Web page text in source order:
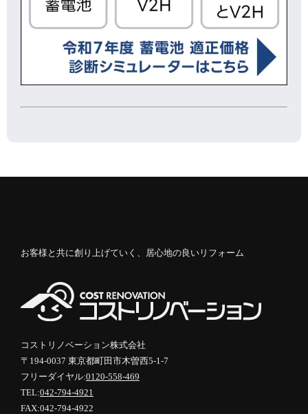
お客様と共に創り上げていく、居心地の良いリフォーム
コストリノベーション株式会社
〒194-0037 東京都町田市木曽西5-1-7
フリーダイヤル:0120-558-469
TEL:042-794-4921
FAX:042-794-4922